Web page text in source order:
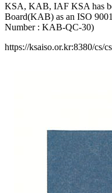
KSA, KAB, IAF KSA has
Board(KAB) as an ISO
Number : KAB-QC-30)
https://ksaiso.or.kr:8380/cs/